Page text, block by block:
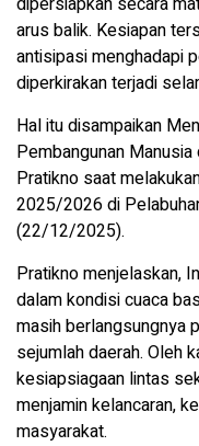
arus balik. Kesiapan
antisipasi menghadapi
diperkirakan terjadi
Hal itu disampaikan
Pembangunan
Pratikno saat
2025/2026 di
(22/12/2025).
Pratikno menjelaskan,
dalam kondisi cuaca
masih berlangsungnya
sejumlah daerah. Oleh
kesiapsiagaan lintas
menjamin kelancaran,
masyarakat.